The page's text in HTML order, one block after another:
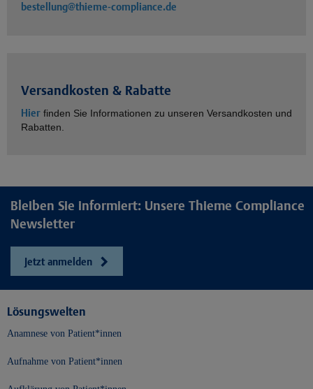
bestellung@thieme-compliance.de
Versandkosten & Rabatte
Hier finden Sie Informationen zu unseren Versandkosten und
Rabatten.
Bleiben Sie informiert: Unsere Thieme Compliance
Newsletter
Jetzt anmelden
Lösungswelten
Anamnese von Patient*innen
Aufnahme von Patient*innen